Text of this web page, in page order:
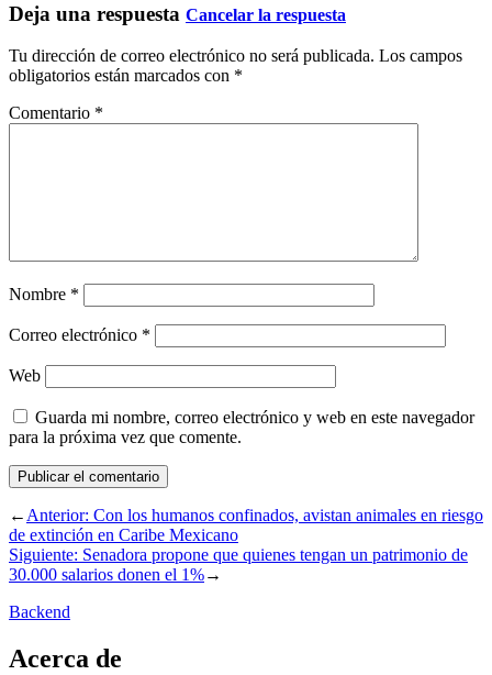
Deja una respuesta Cancelar la respuesta
Tu dirección de correo electrónico no será publicada. Los campos
obligatorios están marcados con *
Comentario *
Nombre *
Correo electrónico *
Web
Guarda mi nombre, correo electrónico y web en este navegador
para la próxima vez que comente.
←Anterior: Con los humanos confinados, avistan animales en riesgo
de extinción en Caribe Mexicano
Siguiente: Senadora propone que quienes tengan un patrimonio de
30.000 salarios donen el 1%→
Backend
Acerca de